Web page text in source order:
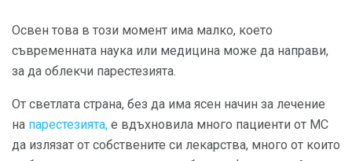
Освен това в този момент има малко, което
съвременната наука или медицина може да направи,
за да облекчи парестезията.
От светлата страна, без да има ясен начин за лечение
на парестезията, е вдъхновила много пациенти от МС
да излязат от собствените си лекарства, много от които